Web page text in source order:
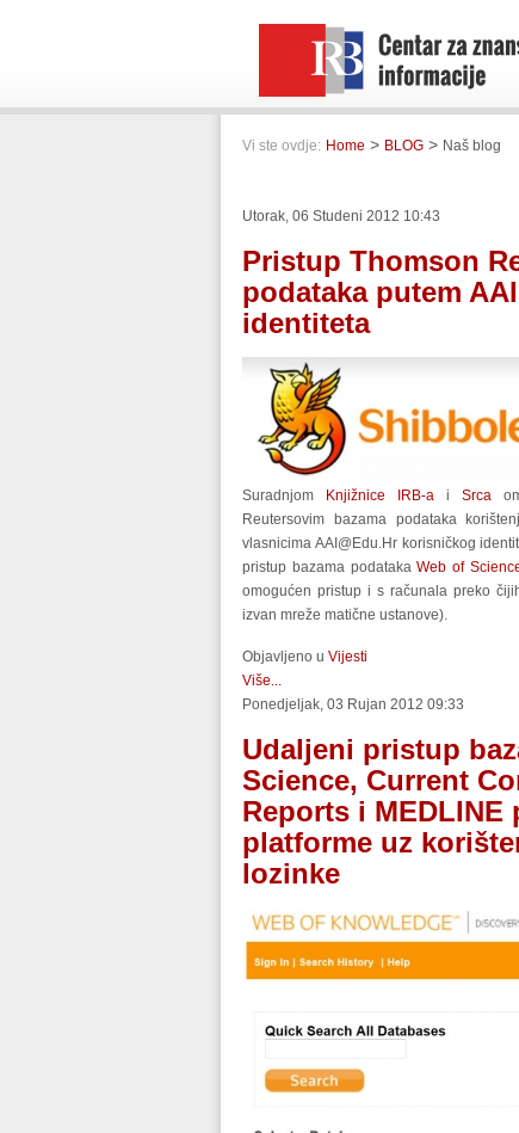
Vi ste ovdje: Home > BLOG > Naš blog
Utorak, 06 Studeni 2012 10:43
Pristup Thomson
podataka putem
identiteta
Suradnjom Knjižnice IRB-a i Srca
Reutersovim bazama podataka
vlasnicima AAI@Edu.Hrkorisničkog
pristup bazama podatakaWeb of
omogućen pristup i s računala preko
izvan mreže matične ustanove).
Objavljeno u Vijesti
Više...
Ponedjeljak, 03 Rujan 2012 09:33
Udaljeni pristup
Science, Current
Reports i
platforme uz
lozinke